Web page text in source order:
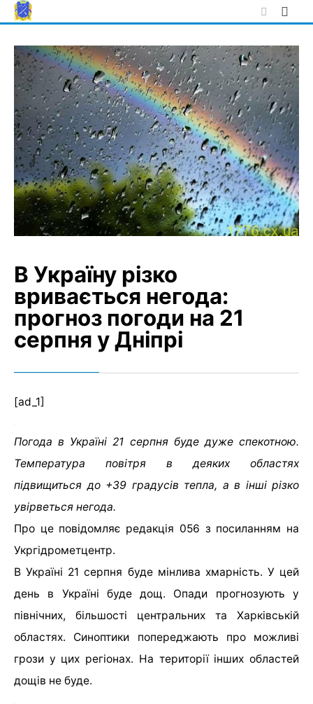
Skip
to
В Україну різко
вривається негода:
прогноз погоди на 21
серпня у Дніпрі
[ad_1]
Погода в Україні 21 серпня буде дуже спекотною.
Температура повітря в деяких областях
підвищиться до +39 градусів тепла, а в інші різко
увірветься негода.
Про це повідомляє редакція 056 з посиланням на
Укргідрометцентр.
В Україні 21 серпня буде мінлива хмарність. У цей
день в Україні буде дощ. Опади прогнозують у
північних, більшості центральних та Харківській
областях. Синоптики попереджають про можливі
грози у цих регіонах. На території інших областей
дощів не буде.